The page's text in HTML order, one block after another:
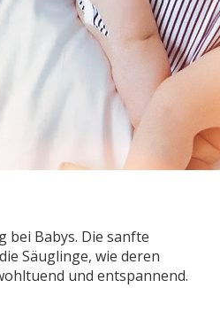
bei Babys. Die sanfte
Säuglinge, wie deren
und entspannend.